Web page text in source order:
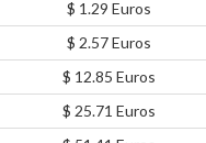
$ 1.29 Euros
$ 2.57 Euros
$ 12.85 Euros
$ 25.71 Euros